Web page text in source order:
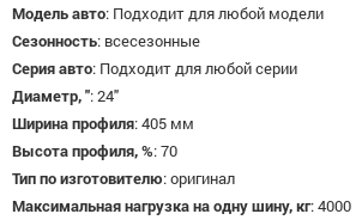
Модель авто: Подходит для любой модели
Сезонность: всесезонные
Серия авто: Подходит для любой серии
Диаметр, ":24"
Ширина профиля:405 мм
Высота профиля, %:70
Тип по изготовителю:оригинал
Максимальная нагрузка на одну шину, кг:4000